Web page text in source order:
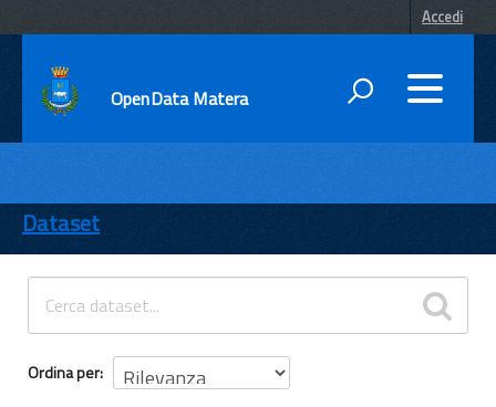
Accedi
OpenData Matera
ENTI
TEMI
INFORMAZIONI
Dataset
Ordina per